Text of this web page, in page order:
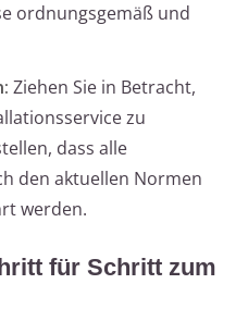
ordnungsgemäß und
Ziehen Sie in Betracht,
zu
dass alle
den aktuellen Normen
werden.
für Schritt zum